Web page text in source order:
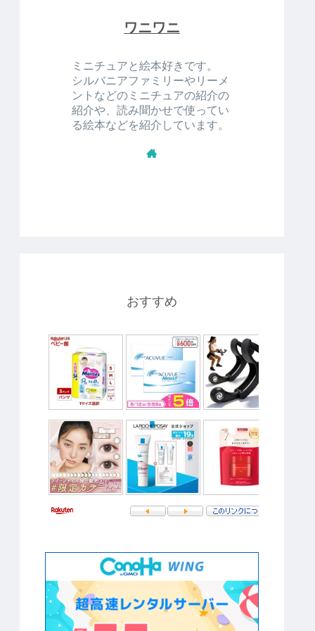
ワニワニ
ミニチュアと絵本好きです。
シルバニアファミリーやリーメ
ントなどのミニチュアの紹介の
紹介や、読み聞かせで使ってい
る絵本などを紹介しています。
おすすめ